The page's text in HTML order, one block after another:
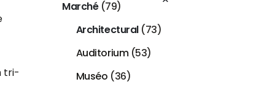
tri-
Marché (79)
Architectural (73)
Auditorium (53)
Muséo (36)